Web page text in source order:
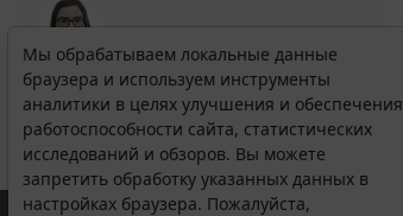
Выберите тему программы повышения квалификации
для юристов ...
Мы обрабатываем локальные данные
браузера и используем инструменты
аналитики в целях улучшения и обеспечения
работоспособности сайта, статистических
исследований и обзоров. Вы можете
запретить обработку указанных данных в
настройках браузера. Пожалуйста,